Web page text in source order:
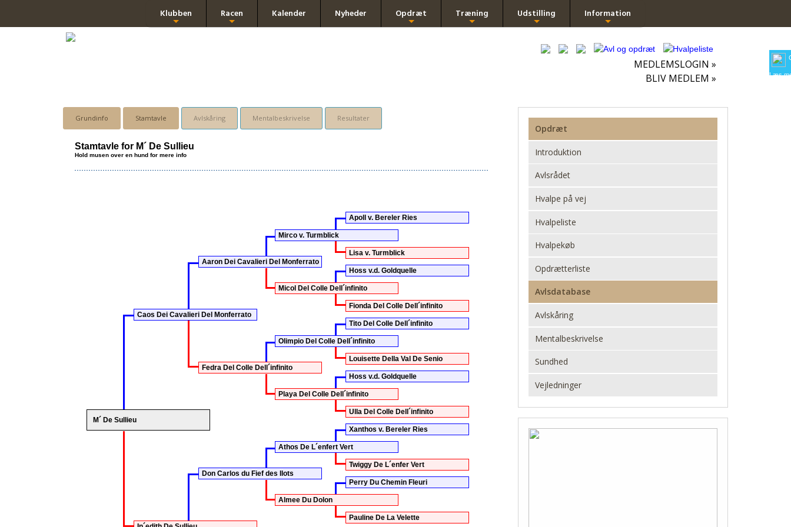
Læs
Klubben Racen Kalender Nyheder Opdræt Træning Udstilling Information
MEDLEMSLOGIN »
BLIV MEDLEM »
Grundinfo Stamtavle Avlskåring Mentalbeskrivelse Resultater
Stamtavle for M´ De Sullieu
Hold musen over en hund for mere info
Apoll v. Bereler Ries
Mirco v. Turmblick
Lisa v. Turmblick
Aaron Dei Cavalieri Del Monferrato
Hoss v.d. Goldquelle
Micol Del Colle Dell´infinito
Fionda Del Colle Dell´infinito
Tito Del Colle Dell´infinito
Olimpio Del Colle Dell´infinito
Louisette Della Val De Senio
Hoss v.d. Goldquelle
Playa Del Colle Dell´infinito
Ulla Del Colle Dell´infinito
Caos Dei Cavalieri Del Monferrato
Xanthos v. Bereler Ries
Athos De L´enfert Vert
Twiggy De L´enfer Vert
Don Carlos du Fief des Ilots
Perry Du Chemin Fleuri
Almee Du Dolon
Pauline De La Velette
Fedra Del Colle Dell´infinito
M´ De Sullieu
Opdræt
Introduktion
Avlsrådet
Hvalpe på vej
Hvalpeliste
Hvalpekøb
Opdrætterliste
Avlsdatabase
Avlskåring
Mentalbeskrivelse
Sundhed
Vejledninger